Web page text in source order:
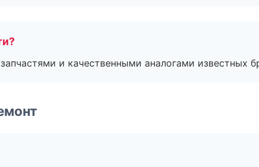
и качественными аналогами известных